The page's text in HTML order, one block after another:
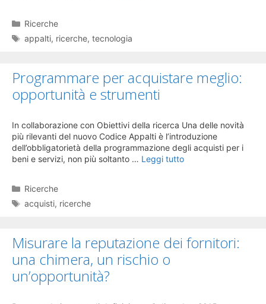
Categorie
Ricerche
Tag
appalti, ricerche,tecnologia
Programmare per acquistare meglio:
opportunità e strumenti
In collaborazione con Obiettivi della ricerca Una delle novità
più rilevanti del nuovo Codice Appalti è l’introduzione
dell’obbligatorietà della programmazione degli acquisti per i
beni e servizi, non più soltanto … Leggi tutto
Categorie
Ricerche
Tag
acquisti, ricerche
Misurare la reputazione dei fornitori:
una chimera, un rischio o
un’opportunità?